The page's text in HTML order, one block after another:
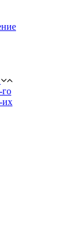
го
их